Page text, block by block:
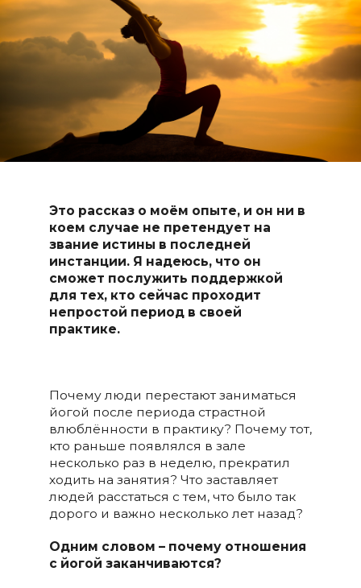
Это рассказ о моём опыте, и он ни в
коем случае не претендует на
звание истины в последней
инстанции. Я надеюсь, что он
сможет послужить поддержкой
для тех, кто сейчас проходит
непростой период в своей
практике.
Почему люди перестают заниматься
йогой после периода страстной
влюблённости в практику? Почему тот,
кто раньше появлялся в зале
несколько раз в неделю, прекратил
ходить на занятия? Что заставляет
людей расстаться с тем, что было так
дорого и важно несколько лет назад?
Одним словом – почему отношения
с йогой заканчиваются?